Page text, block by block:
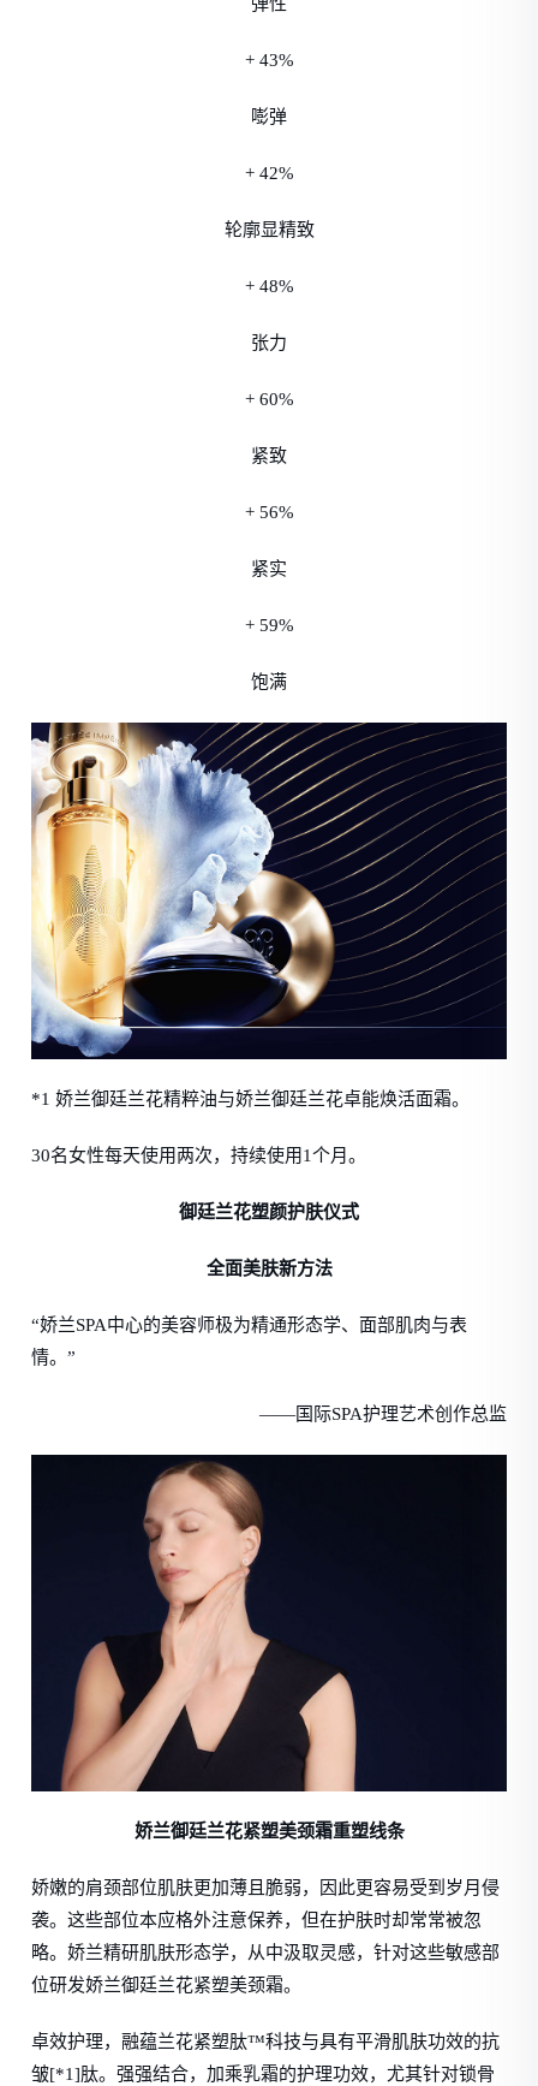
弹性
+ 43%
嘭弹
+ 42%
轮廓显精致
+ 48%
张力
+ 60%
紧致
+ 56%
紧实
+ 59%
饱满
*1 娇兰御廷兰花精粹油与娇兰御廷兰花卓能焕活面霜。
30名女性每天使用两次，持续使用1个月。
御廷兰花塑颜护肤仪式
全面美肤新方法
“娇兰SPA中心的美容师极为精通形态学、面部肌肉与表
情。”
——国际SPA护理艺术创作总监
娇兰御廷兰花紧塑美颈霜重塑线条
娇嫩的肩颈部位肌肤更加薄且脆弱，因此更容易受到岁月侵
袭。这些部位本应格外注意保养，但在护肤时却常常被忽
略。娇兰精研肌肤形态学，从中汲取灵感，针对这些敏感部
位研发娇兰御廷兰花紧塑美颈霜。
卓效护理，融蕴兰花紧塑肽™科技与具有平滑肌肤功效的抗
皱[*1]肽。强强结合，加乘乳霜的护理功效，尤其针对锁骨